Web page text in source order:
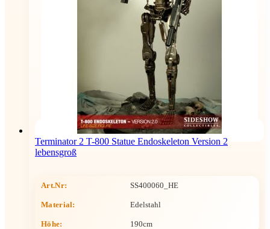
Terminator 2 T-800 Statue Endoskeleton Version 2
lebensgroß
Art.Nr: SS400060_HE
Material: Edelstahl
Höhe: 190cm